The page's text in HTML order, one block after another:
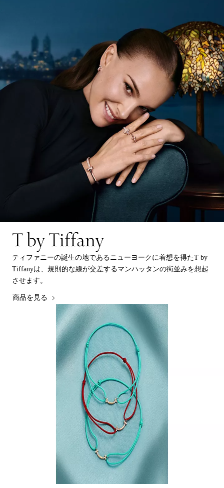
T by Tiffany
ティファニーの誕生の地であるニューヨークに着想を得たT by
Tiffanyは、規則的な線が交差するマンハッタンの街並みを想起
させます。
商品を見る